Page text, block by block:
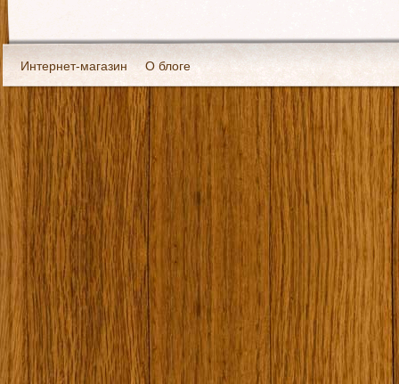
Интернет-магазин О блоге